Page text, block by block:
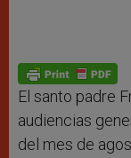
El santo padre
audiencias
del mes de